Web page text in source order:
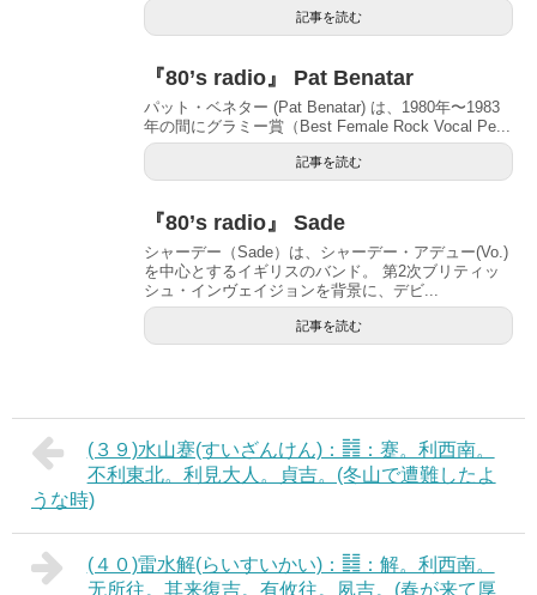
記事を読む
『80’s radio』 Pat Benatar
パット・ベネター (Pat Benatar) は、1980年〜1983
年の間にグラミー賞（Best Female Rock Vocal Pe...
記事を読む
『80’s radio』 Sade
シャーデー（Sade）は、シャーデー・アデュー(Vo.)
を中心とするイギリスのバンド。 第2次ブリティッ
シュ・インヴェイジョンを背景に、デビ...
記事を読む
(３９)水山蹇(すいざんけん)：䷦：蹇。利西南。
不利東北。利見大人。貞吉。(冬山で遭難したよ
うな時)
(４０)雷水解(らいすいかい)：䷧：解。利西南。
无所往。其来復吉。有攸往。夙吉。(春が来て厚